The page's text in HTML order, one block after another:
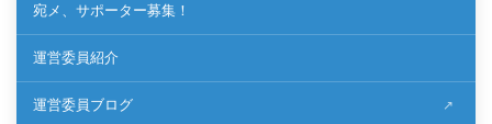
宛メ、サポーター募集！
運営委員紹介
運営委員ブログ